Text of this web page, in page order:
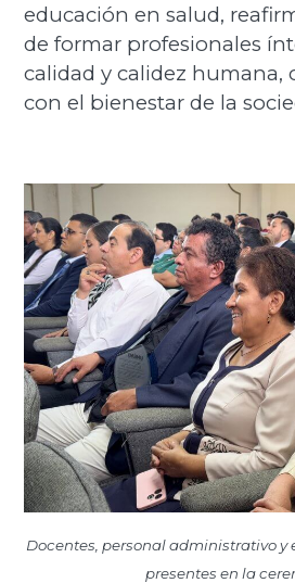
educación en salud,
de formar profesionales
calidad y calidez humana,
con el bienestar de la
Docentes, personal administrativo y
presentes en la